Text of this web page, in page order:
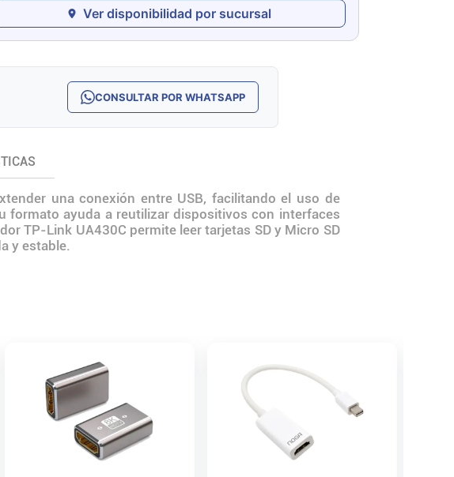
Ver disponibilidad por sucursal
CONSULTAR POR WHATSAPP
una conexión entre USB, facilitando el uso de
formato ayuda a reutilizar dispositivos con interfaces
TP-Link UA430C permite leer tarjetas SD y Micro SD
y estable.